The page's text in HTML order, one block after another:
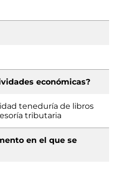
económicas?
teneduría de libros
tributaria
en el que se